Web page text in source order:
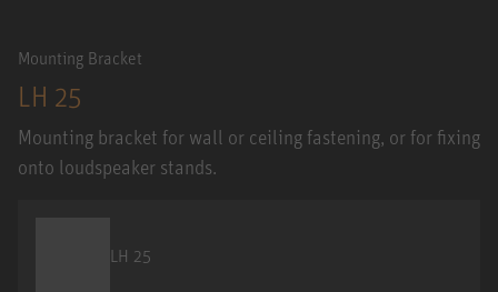
Mounting Bracket
LH 25
Mounting bracket for wall or ceiling fastening, or for fixing
onto loudspeaker stands.
LH 25